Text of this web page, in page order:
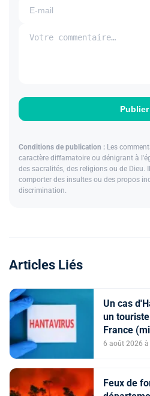
Publier
Conditions de publication : Les
caractère diffamatoire ou dénigrant à
des sacralités, des religions ou de Dieu.
comporter des insultes ou des propos
discrimination.
Articles Liés
Un cas
un
France
6 août 2026 à
Feux de